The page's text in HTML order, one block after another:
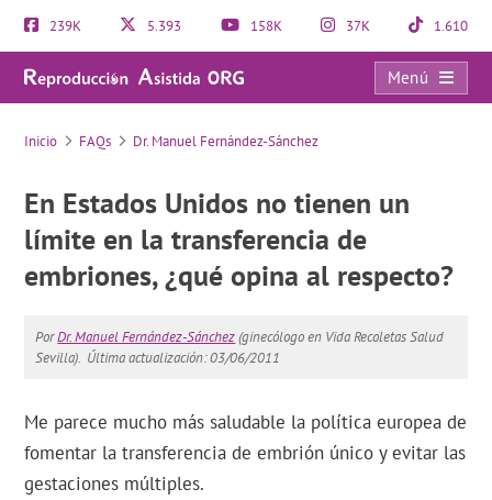
239K 5.393 158K 37K 1.610
Menú
FAQs
Inicio FAQs Dr. Manuel Fernández-Sánchez
En Estados Unidos no tienen un
límite en la transferencia de
embriones, ¿qué opina al respecto?
PorDr. Manuel Fernández-Sánchez(ginecólogo en Vida Recoletas Salud
Sevilla). Última actualización: 03/06/2011
Me parece mucho más saludable la política europea de
fomentar la transferencia de embrión único y evitar las
gestaciones múltiples.